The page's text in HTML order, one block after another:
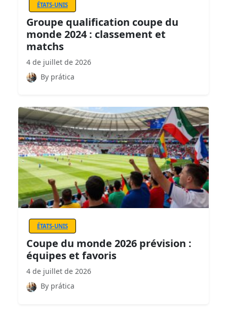
ÉTATS-UNIS
Groupe qualification coupe du
monde 2024 : classement et
matchs
4 de juillet de 2026
By prática
ÉTATS-UNIS
Coupe du monde 2026 prévision :
équipes et favoris
4 de juillet de 2026
By prática